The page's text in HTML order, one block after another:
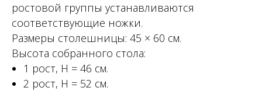
ростовой группы устанавливаются
соответствующие ножки.
Размеры столешницы: 45 × 60 см.
Высота собранного стола:
1 рост, Н = 46 см.
2 рост, Н = 52 см.